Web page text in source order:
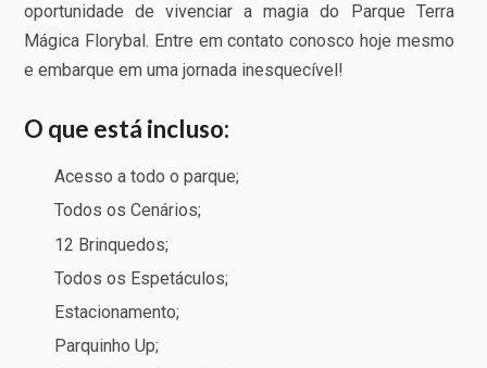
oportunidade de vivenciar a magia do Parque Terra
Mágica Florybal. Entre em contato conosco hoje mesmo
e embarque em uma jornada inesquecível!
O que está incluso:
Acesso a todo o parque;
Todos os Cenários;
12 Brinquedos;
Todos os Espetáculos;
Estacionamento;
Parquinho Up;